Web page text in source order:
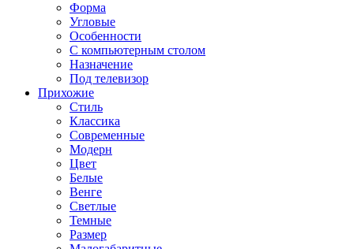
Форма
Угловые
Особенности
С компьютерным столом
Назначение
Под телевизор
Прихожие
Стиль
Классика
Современные
Модерн
Цвет
Белые
Венге
Светлые
Темные
Размер